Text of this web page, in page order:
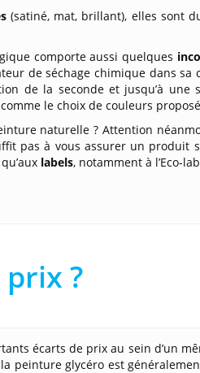
(satiné, mat, brillant), elles sont
comporte aussi quelques
de séchage chimique dans
de la seconde et jusqu’à
le choix de couleurs
naturelle ? Attention
pas à vous assurer un produit
labels, notamment à l’Eco-
?
écarts de prix au sein d’un
peinture glycéro est